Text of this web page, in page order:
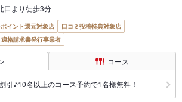
口より徒歩3分
イント還元対象店
口コミ投稿特典対象店
適格請求書発行事業者
コース
引♪10名以上のコース予約で1名様無料！